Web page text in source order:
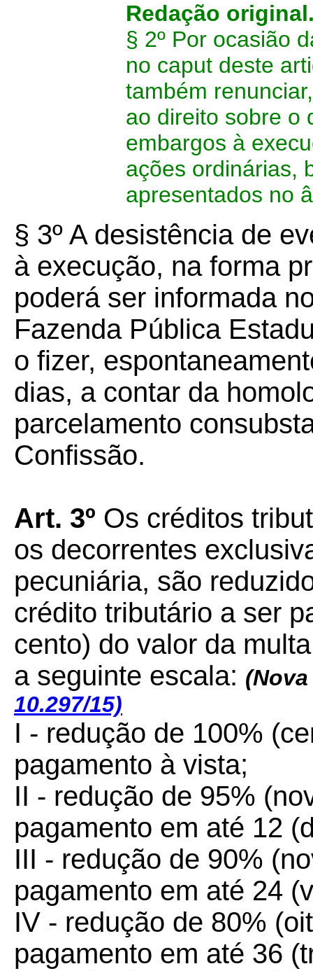
Redação
§ 2º Por ocasião
no caput deste
também
ao direito sobre o
embargos à
ações ordinárias,
apresentados no
§ 3º A desistência de
à execução, na forma
poderá ser informada
Fazenda Pública
o fizer,
dias, a contar da
parcelamento
Confissão.
Art. 3º Os créditos
os decorrentes
pecuniária, são
crédito tributário a ser
cento) do valor da
a seguinte escala:
10.297/15)
I - redução de 100%
pagamento à vista;
II - redução de 95%
pagamento em até 12
III - redução de 90%
pagamento em até 24
IV - redução de 80%
pagamento em até 36